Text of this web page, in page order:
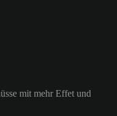
mit mehr Effet und